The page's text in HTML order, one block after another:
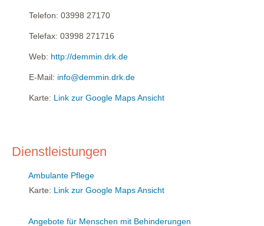
Telefon: 03998 27170
Telefax: 03998 271716
Web: http://demmin.drk.de
E-Mail: info@demmin.drk.de
Karte: Link zur Google Maps Ansicht
Dienstleistungen
Ambulante Pflege
Karte: Link zur Google Maps Ansicht
Angebote für Menschen mit Behinderungen